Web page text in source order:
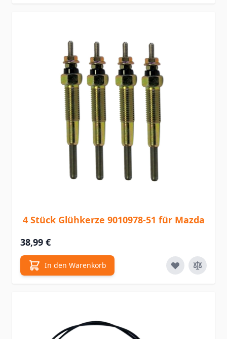
4 Stück Glühkerze 9010978-51 für Mazda
38,99 €
In den Warenkorb